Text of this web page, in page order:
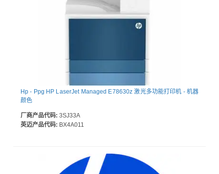
Hp - Ppg HP LaserJet Managed E78630z 激光多功能打印机 - 机器
颜色
厂商产品代码: 3SJ33A
英迈产品代码: BX4A011